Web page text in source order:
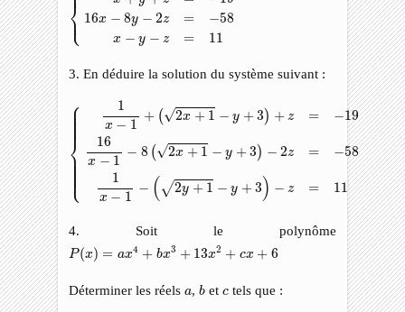
⎨
⎪
⎩ 16x − 8y − 2z = −58
x − y − z = 11
3. En déduire la solution du système suivant :
⎧
⎪
⎪
⎪ ⎪ ⎪ ⎪ ⎪
⎪
⎨
⎪
⎪ ⎪ ⎪ ⎪ ⎪ ⎪ ⎪⎩
1
x − 1
+ (√2x + 1 − y +3) + z = −19
16
x − 1
− 8 (√2x + 1 − y +3) − 2z = −58
1
x − 1
− (√2y + 1 − y +3) − z = 11
(2 )−2z=−58
4. Soit le polynôme
P(x) = ax4 + bx3 + 13x2 + cx + 6
P(x = b + 13x +cx +6
Déterminer les réelsa
a,b
b etc
c tels que :